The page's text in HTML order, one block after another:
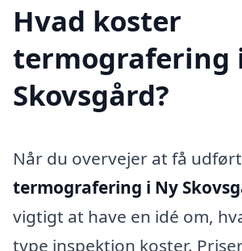
Hvad koster
termografering
Skovsgård?
Når du overvejer at få udført
termografering i Ny
vigtigt at have en idé om,
type inspektion koster.